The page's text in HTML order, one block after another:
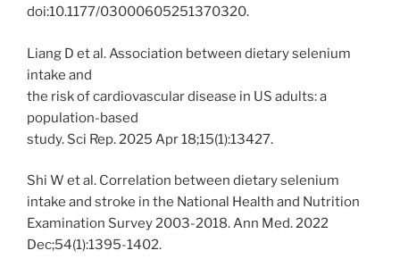
doi:10.1177/03000605251370320.
Liang D et al. Association between dietary selenium
intake and
the risk of cardiovascular disease in US adults: a
population-based
study. Sci Rep. 2025 Apr 18;15(1):13427.
Shi W et al. Correlation between dietary selenium
intake and stroke in the National Health and Nutrition
Examination Survey 2003-2018. Ann Med. 2022
Dec;54(1):1395-1402.